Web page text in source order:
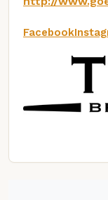
Facebook